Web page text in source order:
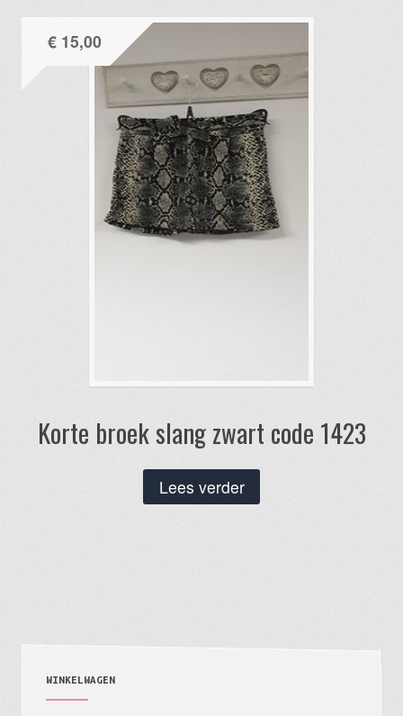
Korte broek slang zwart code 1423
€15,00
Lees verder
WINKELWAGEN